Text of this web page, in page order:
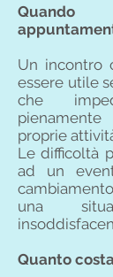
Un incontro
essere utile
che
proprie
Le difficoltà
ad un
una
Quanto